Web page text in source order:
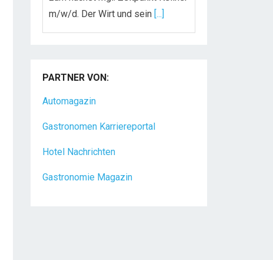
m/w/d. Der Wirt und sein [...]
Dein Arbeitsplatz mit
Urlaubsfeeling Chef de Rang
Leidenschaft und liebst[...]
PARTNER VON:
Automagazin
Gastronomen Karriereportal
Hotel Nachrichten
Gastronomie Magazin